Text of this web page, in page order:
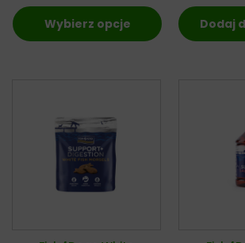
Wybierz opcje Dodaj